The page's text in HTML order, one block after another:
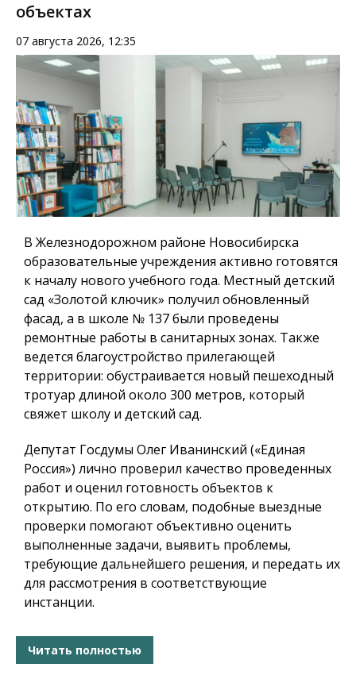
объектах
07 августа 2026, 12:35
В Железнодорожном районе Новосибирска
образовательные учреждения активно готовятся
к началу нового учебного года. Местный детский
сад «Золотой ключик» получил обновленный
фасад, а в школе № 137 были проведены
ремонтные работы в санитарных зонах. Также
ведется благоустройство прилегающей
территории: обустраивается новый пешеходный
тротуар длиной около 300 метров, который
свяжет школу и детский сад.
Депутат Госдумы Олег Иванинский («Единая
Россия») лично проверил качество проведенных
работ и оценил готовность объектов к
открытию. По его словам, подобные выездные
проверки помогают объективно оценить
выполненные задачи, выявить проблемы,
требующие дальнейшего решения, и передать их
для рассмотрения в соответствующие
инстанции.
Читать полностью